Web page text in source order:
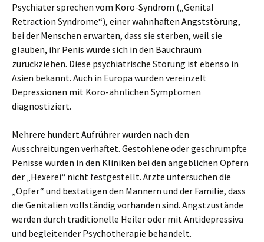
Psychiater sprechen vom Koro-Syndrom („Genital
Retraction Syndrome“), einer wahnhaften Angststörung,
bei der Menschen erwarten, dass sie sterben, weil sie
glauben, ihr Penis würde sich in den Bauchraum
zurückziehen. Diese psychiatrische Störung ist ebenso in
Asien bekannt. Auch in Europa wurden vereinzelt
Depressionen mit Koro-ähnlichen Symptomen
diagnostiziert.
Mehrere hundert Aufrührer wurden nach den
Ausschreitungen verhaftet. Gestohlene oder geschrumpfte
Penisse wurden in den Kliniken bei den angeblichen Opfern
der „Hexerei“ nicht festgestellt. Ärzte untersuchen die
„Opfer“ und bestätigen den Männern und der Familie, dass
die Genitalien vollständig vorhanden sind. Angstzustände
werden durch traditionelle Heiler oder mit Antidepressiva
und begleitender Psychotherapie behandelt.